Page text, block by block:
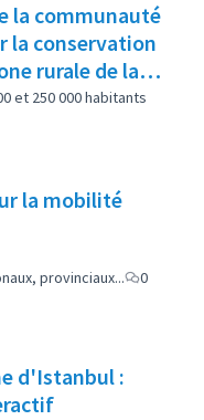
la communauté
la conservation
rurale de la
et 250 000 habitants
la mobilité
provinciaux...
0
d'Istanbul :